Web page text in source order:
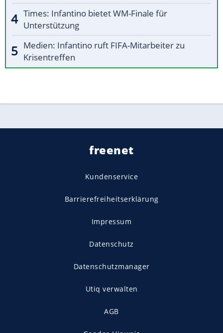
Times: Infantino bietet WM-Finale für
Unterstützung
Medien: Infantino ruft FIFA-Mitarbeiter zu
Krisentreffen
freenet
Kundenservice
Barrierefreiheitserklärung
Impressum
Datenschutz
Datenschutzmanager
Utiq verwalten
AGB